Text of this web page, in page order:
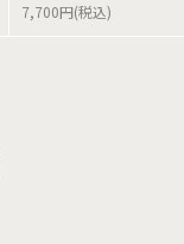
7,700円(税込)